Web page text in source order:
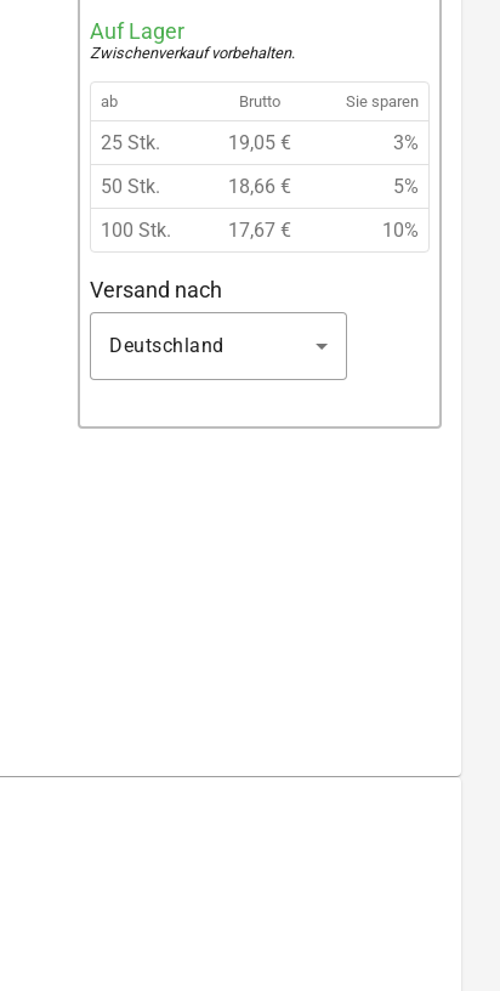
Auf Lager
Zwischenverkauf vorbehalten.
ab Brutto Sie sparen
25 Stk. 19,05 €
3%
50 Stk.
18,66 €
5%
100 Stk.
17,67 € 10%
Versand nach
Deutschland